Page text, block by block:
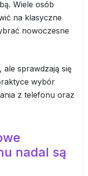
Wiele osób
na klasyczne
nowoczesne
ale sprawdzają się
wybór
z telefonu oraz
nadal są